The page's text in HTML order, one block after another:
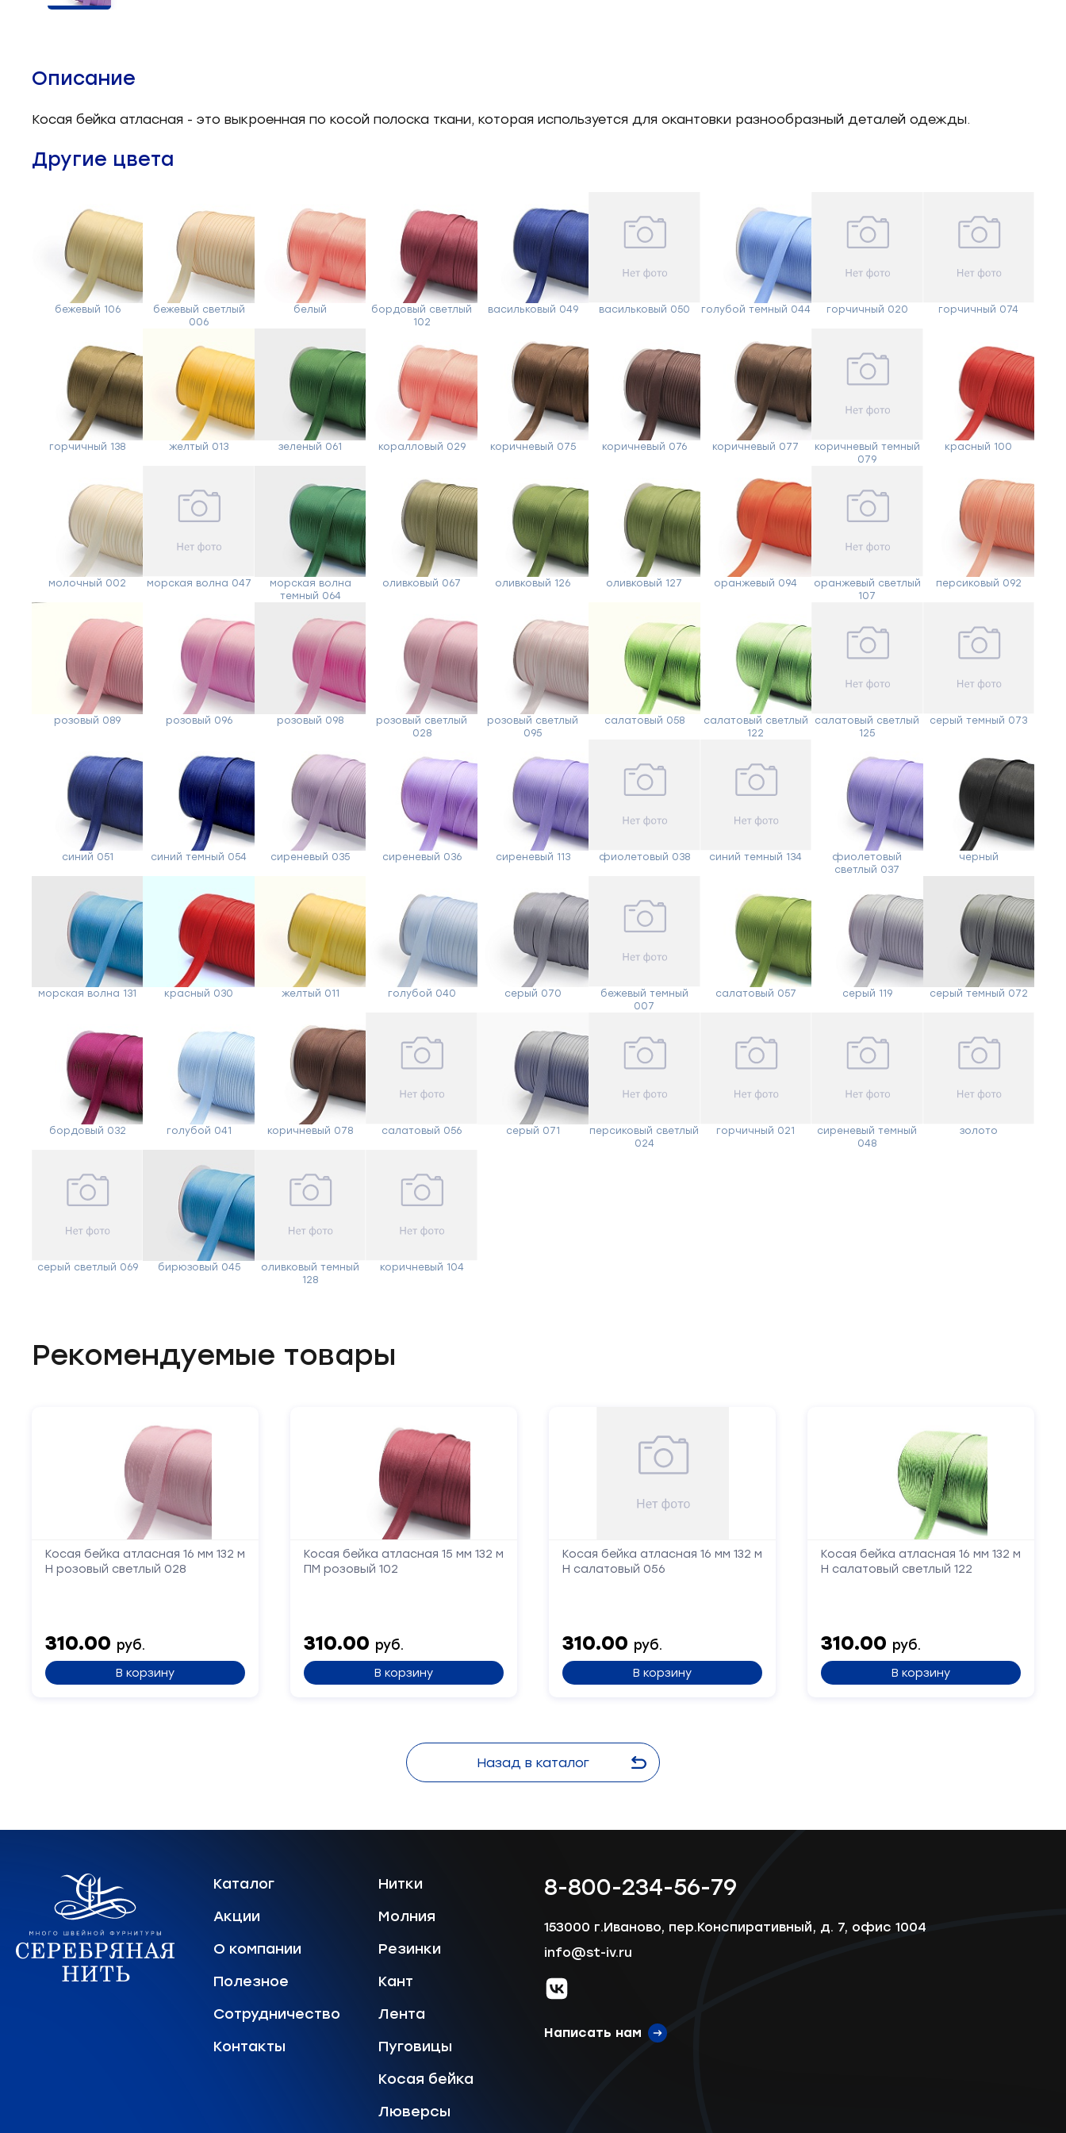
оборудования
Запчасти: иглы
Установочное оборудование 8
Описание
Косая бейка атласная - это выкроенная по косой полоска ткани, которая используется для окантовки разнообразный деталей одежды.
Другие цвета
бежевый 106
бежевый светлый
006
белый
бордовый светлый
102
васильковый 049 васильковый 050 голубой темный 044 горчичный 020 горчичный 074
горчичный 138 желтый 013 зеленый 061 коралловый 029 коричневый 075 коричневый 076 коричневый 077
коричневый темный
079
красный 100
молочный 002 морская волна 047
морская волна
темный 064
оливковый 067 оливковый 126 оливковый 127 оранжевый 094
оранжевый светлый
107
персиковый 092
розовый 089 розовый 096 розовый 098
розовый светлый
028
розовый светлый
095
салатовый 058
салатовый светлый
122
салатовый светлый
125
серый темный 073
синий 051 синий темный 054 сиреневый 035 сиреневый 036 сиреневый 113 фиолетовый 038 синий темный 134
фиолетовый
светлый 037
черный
морская волна 131 красный 030 желтый 011 голубой 040 серый 070
бежевый темный
007
салатовый 057 серый 119 серый темный 072
бордовый 032 голубой 041 коричневый 078 салатовый 056 серый 071
персиковый светлый
024
горчичный 021
сиреневый темный
048
золото
серый светлый 069 бирюзовый 045
оливковый темный
128
коричневый 104
Рекомендуемые товары
Косая бейка атласная 16 мм 132 м
Н розовый светлый 028
310.00 руб.
В корзину
Косая бейка атласная 15 мм 132 м
ПМ розовый 102
310.00 руб.
В корзину
Косая бейка атласная 16 мм 132 м
Н салатовый 056
310.00 руб.
В корзину
Косая бейка атласная 16 мм 132 м
Н салатовый светлый 122
310.00 руб.
В корзину
Назад в каталог
Каталог
Акции
О компании
Полезное
Сотрудничество
Контакты
Нитки
Молния
Резинки
Кант
Лента
Пуговицы
Косая бейка
Люверсы
8-800-234-56-79
153000 г.Иваново, пер.Конспиративный, д. 7, офис 1004
info@st-iv.ru
vk.com
Написать нам
Форма
обратной
связи
Заполните
форму,
и
вам
перезвоним
Ваше
имя